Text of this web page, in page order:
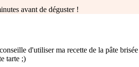
avant de déguster !
d'utiliser ma recette de la pâte brisée
tarte ;)